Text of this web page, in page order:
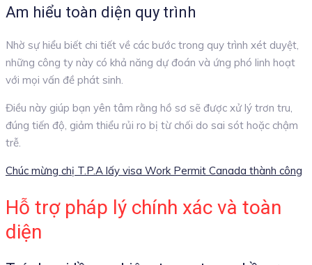
Am hiểu toàn diện quy trình
Nhờ sự hiểu biết chi tiết về các bước trong quy trình xét duyệt,
những công ty này có khả năng dự đoán và ứng phó linh hoạt
với mọi vấn đề phát sinh.
Điều này giúp bạn yên tâm rằng hồ sơ sẽ được xử lý trơn tru,
đúng tiến độ, giảm thiểu rủi ro bị từ chối do sai sót hoặc chậm
trễ.
Chúc mừng chị T.P.A lấy visa Work Permit Canada thành công
Hỗ trợ pháp lý chính xác và toàn
diện